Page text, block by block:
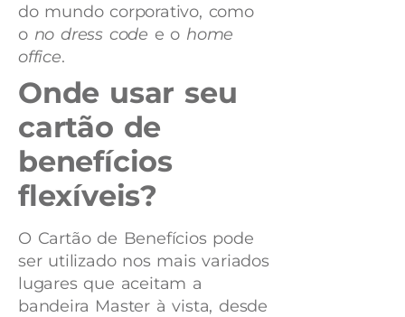
do mundo corporativo, como
o no dress code e o home
office.
Onde usar seu
cartão de
benefícios
flexíveis?
O Cartão de Benefícios pode
ser utilizado nos mais variados
lugares que aceitam a
bandeira Master à vista, desde